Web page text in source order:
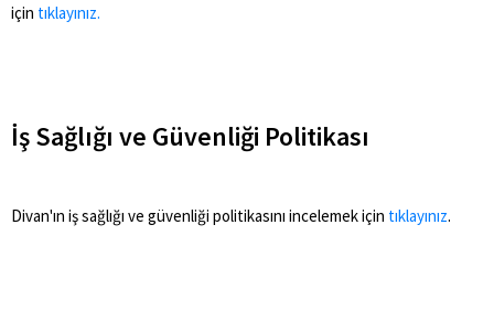
için tıklayınız.
İş Sağlığı ve Güvenliği Politikası
Divan'ın iş sağlığı ve güvenliği politikasını incelemek için tıklayınız.